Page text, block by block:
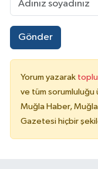
Gönder
Yorum yazarak
ve tüm sorumluluğu
Muğla Haber,
Gazetesi hiçbir